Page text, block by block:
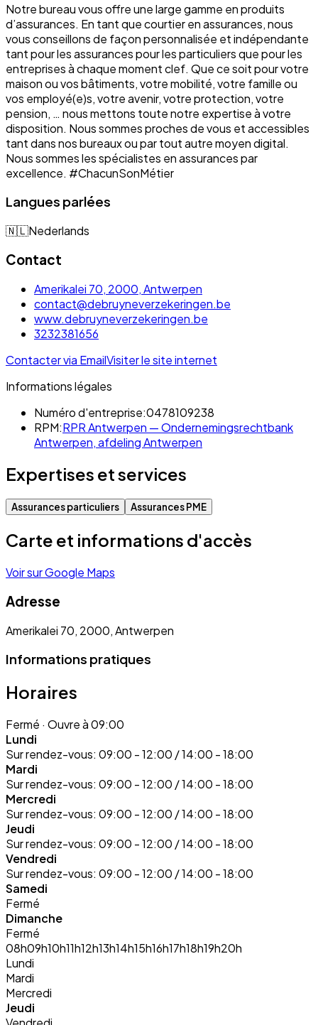
Notre bureau vous offre une large gamme en produits
d’assurances. En tant que courtier en assurances, nous
vous conseillons de façon personnalisée et indépendante
tant pour les assurances pour les particuliers que pour les
entreprises à chaque moment clef. Que ce soit pour votre
maison ou vos bâtiments, votre mobilité, votre famille ou
vos employé(e)s, votre avenir, votre protection, votre
pension, … nous mettons toute notre expertise à votre
disposition. Nous sommes proches de vous et accessibles
tant dans nos bureaux ou par tout autre moyen digital.
Nous sommes les spécialistes en assurances par
excellence. #ChacunSonMétier
Langues parlées
🇳🇱Nederlands
Contact
Amerikalei 70, 2000, Antwerpen
contact@debruyneverzekeringen.be
www.debruyneverzekeringen.be
3232381656
Contacter via EmailVisiter le site internet
Informations légales
Numéro d'entreprise:0478109238
RPM:RPR Antwerpen — Ondernemingsrechtbank
Antwerpen, afdeling Antwerpen
Expertises et services
Assurances particuliers Assurances PME
Carte et informations d'accès
Voir sur Google Maps
Adresse
Amerikalei 70, 2000, Antwerpen
Informations pratiques
Horaires
Fermé · Ouvre à 09:00
Lundi
Sur rendez-vous: 09:00 - 12:00 / 14:00 - 18:00
Mardi
Sur rendez-vous: 09:00 - 12:00 / 14:00 - 18:00
Mercredi
Sur rendez-vous: 09:00 - 12:00 / 14:00 - 18:00
Jeudi
Sur rendez-vous: 09:00 - 12:00 / 14:00 - 18:00
Vendredi
Sur rendez-vous: 09:00 - 12:00 / 14:00 - 18:00
Samedi
Fermé
Dimanche
Fermé
08h09h10h11h12h13h14h15h16h17h18h19h20h
Lundi
Mardi
Mercredi
Jeudi